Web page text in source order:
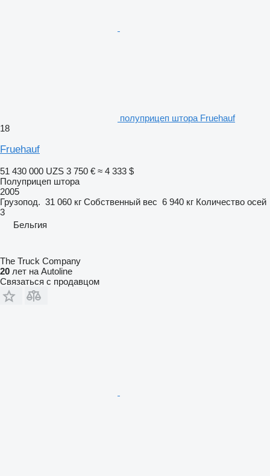
полуприцеп штора Fruehauf
18
Fruehauf
51 430 000 UZS 3 750 € ≈ 4 333 $
Полуприцеп штора
2005
Грузопод. 31 060 кг Собственный вес 6 940 кг Количество осей
3
Бельгия
The Truck Company
20 лет на Autoline
Связаться с продавцом